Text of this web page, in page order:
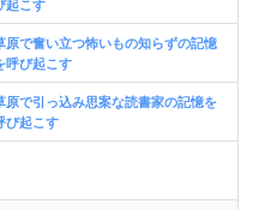
起こす
原で奮い立つ怖いもの知らずの記憶
呼び起こす
原で引っ込み思案な読書家の記憶を
び起こす